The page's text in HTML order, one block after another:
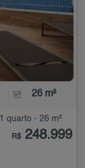
26 m²
quarto - 26 m²
R$ 248.999